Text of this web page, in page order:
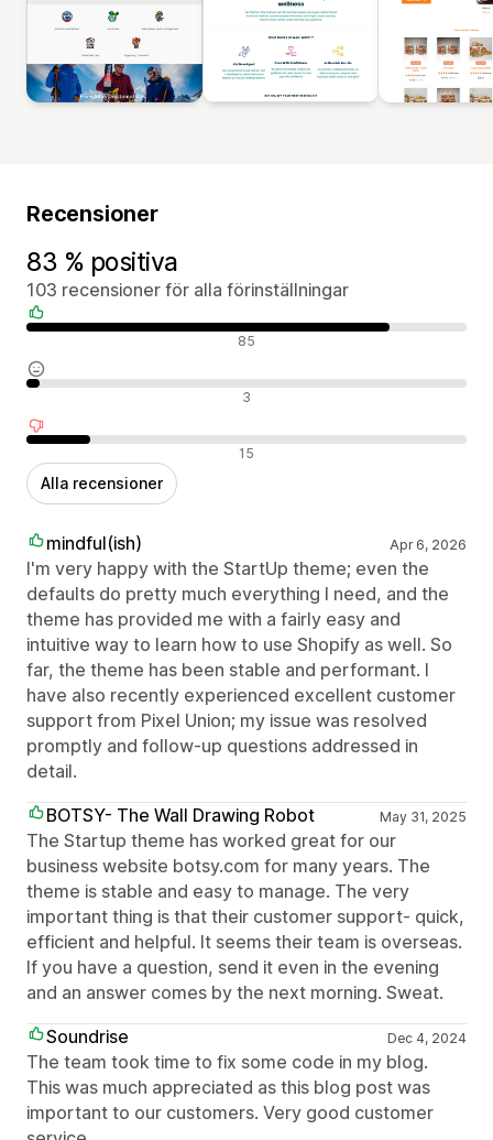
Recensioner
83 % positiva
103 recensioner för alla förinställningar
Positiva recensioner 85
Neutrala recensioner 3
Negativa recensioner 15
Alla recensioner
mindful(ish) Apr 6, 2026
I'm very happy with the StartUp theme; even the
defaults do pretty much everything I need, and the
theme has provided me with a fairly easy and
intuitive way to learn how to use Shopify as well. So
far, the theme has been stable and performant. I
have also recently experienced excellent customer
support from Pixel Union; my issue was resolved
promptly and follow-up questions addressed in
detail.
BOTSY- The Wall Drawing Robot
May 31, 2025
The Startup theme has worked great for our
business website botsy.com for many years. The
theme is stable and easy to manage. The very
important thing is that their customer support- quick,
efficient and helpful. It seems their team is overseas.
If you have a question, send it even in the evening
and an answer comes by the next morning. Sweat.
Soundrise
Dec 4, 2024
The team took time to fix some code in my blog.
This was much appreciated as this blog post was
important to our customers. Very good customer